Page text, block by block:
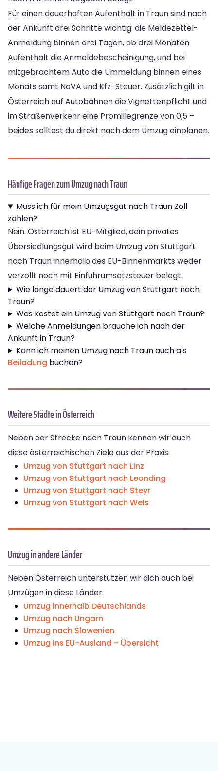
Für einen dauerhaften Aufenthalt in Traun sind nach
der Ankunft drei Schritte wichtig: die Meldezettel-
Anmeldung binnen drei Tagen, ab drei Monaten
Aufenthalt die Anmeldebescheinigung, und bei
mitgebrachtem Auto die Ummeldung binnen eines
Monats samt NoVA und Kfz-Steuer. Zusätzlich gilt in
Österreich auf Autobahnen die Vignettenpflicht und
im Straßenverkehr eine Promillegrenze von 0,5 –
beides solltest du direkt nach dem Umzug einplanen.
Häufige Fragen zum Umzug nach Traun
Muss ich für mein Umzugsgut nach Traun Zoll
zahlen?
Nein. Österreich ist EU-Mitglied, dein privates
Übersiedlungsgut wird beim Umzug von Stuttgart
nach Traun innerhalb des EU-Binnenmarkts weder
verzollt noch mit Einfuhrumsatzsteuer belegt.
Wie lange dauert der Umzug von Stuttgart nach
Traun?
Was kostet ein Umzug von Stuttgart nach Traun?
Welche Anmeldungen brauche ich nach der
Ankunft in Traun?
Kann ich meinen Umzug nach Traun auch als
Beiladung buchen?
Weitere Städte in Österreich
Neben der Strecke nach Traun kennen wir auch
diese österreichischen Ziele aus der Praxis:
Umzug von Stuttgart nach Linz
Umzug von Stuttgart nach Leonding
Umzug von Stuttgart nach Steyr
Umzug von Stuttgart nach Wels
Umzug in andere Länder
Neben Österreich unterstützen wir dich auch bei
Umzügen in diese Länder:
Umzug innerhalb Deutschlands
Umzug nach Ungarn
Umzug nach Slowenien
Umzug ins EU-Ausland – Übersicht